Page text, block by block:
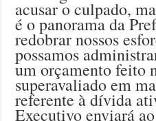
acusar o culpado,
é o panorama da
redobrar nossos
possamos
um orçamento feito
superavaliado em
referente à dívida
Executivo enviará